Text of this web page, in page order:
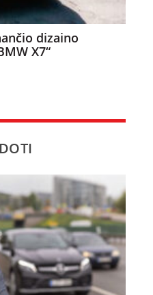
dizaino
X7“